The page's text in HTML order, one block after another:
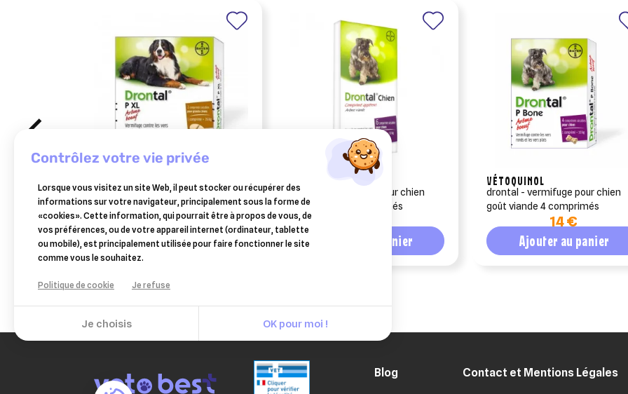
VÉTOQUINOL
drontal xl 2 comprimés
(pochettes)
14,49 €
Ajouter au panier
VÉTOQUINOL
drontal - vermifuge pour chien
goût viande 6 comprimés
Ajouter au panier
VÉTOQUINOL
drontal - vermifuge pour chien
goût viande 4 comprimés
14 €
Ajouter au panier
Blog Contact et Mentions Légales
contrôlez votre vie privée
Lorsque vous visitez un site Web, il peut stocker ou récupérer des
informations sur votre navigateur, principalement sous la forme de
«cookies». Cette information, qui pourrait être à propos de vous, de
vos préférences, ou de votre appareil internet (ordinateur, tablette
ou mobile), est principalement utilisée pour faire fonctionner le site
comme vous le souhaitez.
Politique de cookie Je refuse
Je choisis OK pour moi !